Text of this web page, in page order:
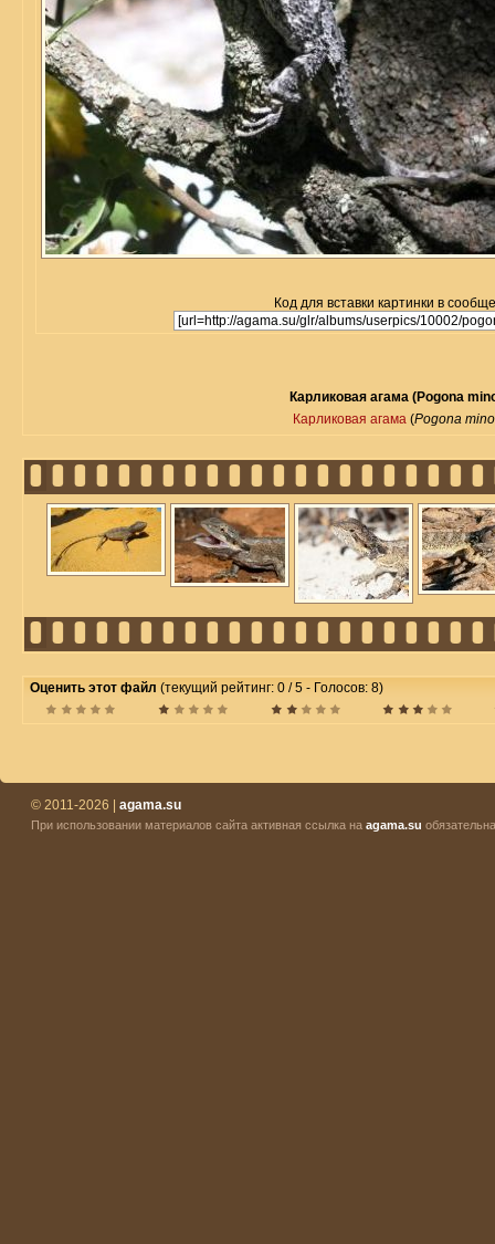
Код для вставки картинки в
Карликовая агама (Pogona
Карликовая агама (Pogona
Оценить этот файл (текущий рейтинг: 0 / 5 - Голосов: 8)
© 2011-2026 | agama.su
При использовании материалов сайта активная ссылка на agama.su